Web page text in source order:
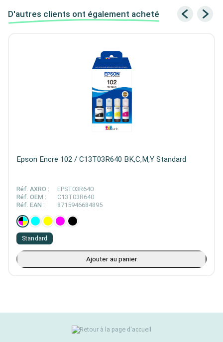
D'autres clients ont également acheté
Epson Encre 102 / C13T03R640 BK,C,M,Y Standard
Réf. AXRO :
EPST03R640
Réf. OEM :
C13T03R640
Réf. EAN :
8715946684895
Standard
Ajouter au panier